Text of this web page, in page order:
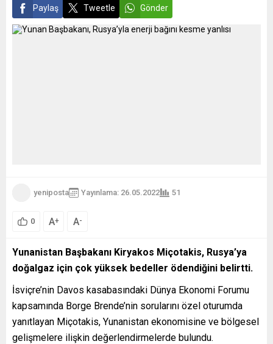
Paylaş Tweetle Gönder
yeniposta Yayınlama: 26.05.2022 51
0 A+ A-
Yunanistan Başbakanı Kiryakos Miçotakis, Rusya’ya
doğalgaz için çok yüksek bedeller ödendiğini belirtti.
İsviçre’nin Davos kasabasındaki Dünya Ekonomi Forumu
kapsamında Borge Brende’nin sorularını özel oturumda
yanıtlayan Miçotakis, Yunanistan ekonomisine ve bölgesel
gelişmelere ilişkin değerlendirmelerde bulundu.